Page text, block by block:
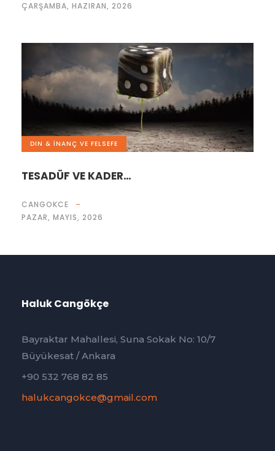
ÇARŞAMBA, HAZIRAN, 2026
DIN & İNANÇ VE FELSEFE
TESADÜF VE KADER…
CANGOKCE
PAZAR, MAYIS, 2026
Haluk Cangökçe
Bayraktar Mahallesi, Suna Sokak No: 10/7
Büyükesat / Ankara
+90 532 768 82 85
halukcangokce@gmail.com